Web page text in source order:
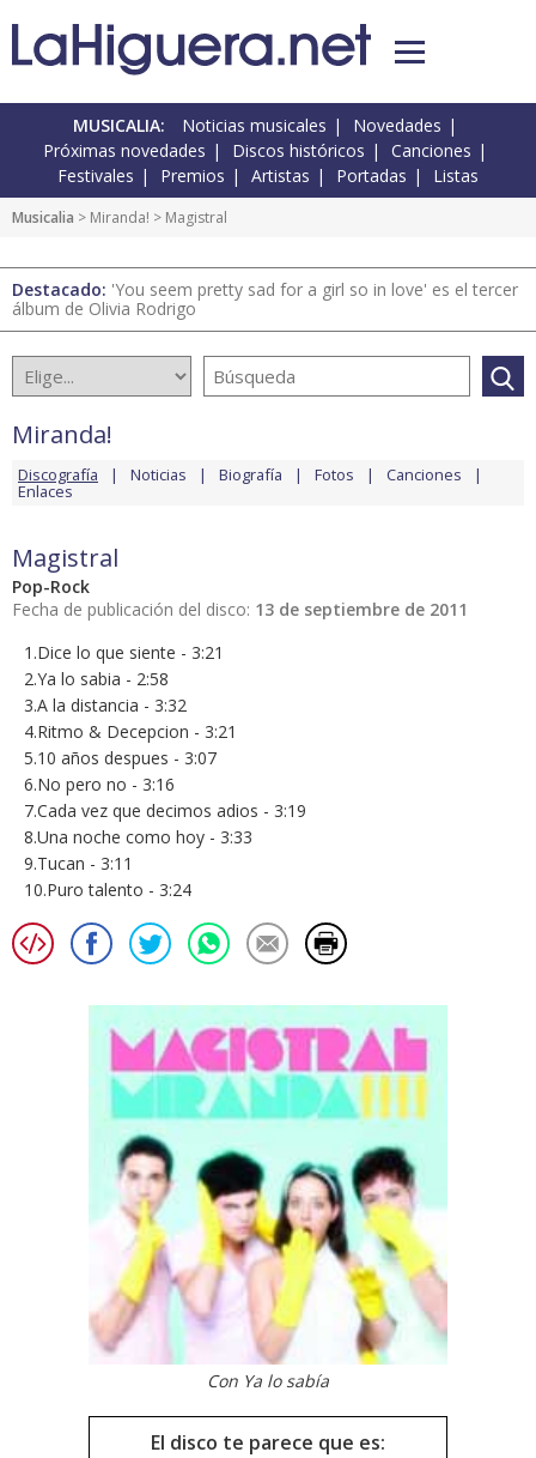
MUSICALIA: Noticias musicales
Novedades
Próximas novedades
Discos históricos
Canciones
Festivales
Premios Artistas Portadas Listas
Musicalia > Miranda! > Magistral
Destacado: 'You seem pretty sad for a girl so in love' es el tercer
álbum de Olivia Rodrigo
Miranda!
Discografía Noticias Biografía Fotos Canciones
Enlaces
Magistral
Pop-Rock
Fecha de publicación del disco: 13 de septiembre de 2011
1.Dice lo que siente - 3:21
2.Ya lo sabia - 2:58
3.A la distancia - 3:32
4.Ritmo & Decepcion - 3:21
5.10 años despues - 3:07
6.No pero no - 3:16
7.Cada vez que decimos adios - 3:19
8.Una noche como hoy - 3:33
9.Tucan - 3:11
10.Puro talento - 3:24
Con Ya lo sabía
El disco te parece que es: